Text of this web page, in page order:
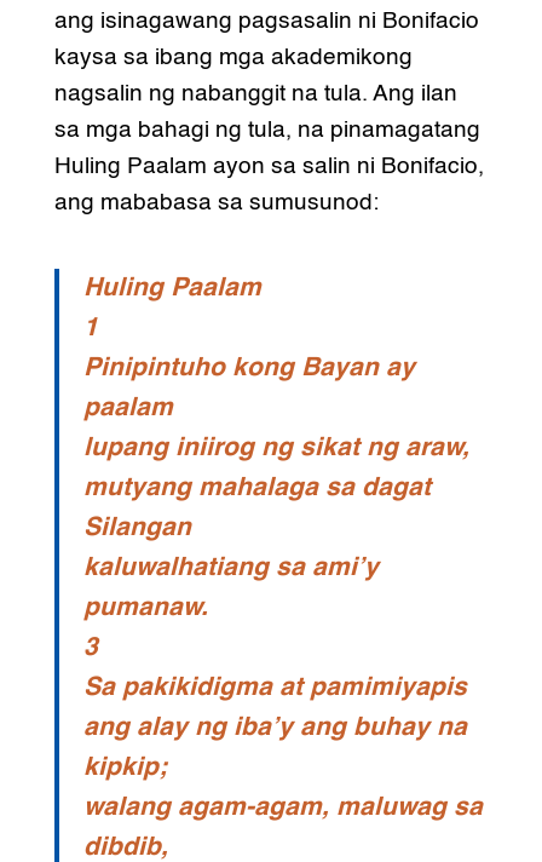
ang isinagawang pagsasalin ni Bonifacio
kaysa sa ibang mga akademikong
nagsalin ng nabanggit na tula. Ang ilan
sa mga bahagi ng tula, na pinamagatang
Huling Paalam ayon sa salin ni Bonifacio,
ang mababasa sa sumusunod:
Huling Paalam
1
Pinipintuho kong Bayan ay
paalam
lupang iniirog ng sikat ng araw,
mutyang mahalaga sa dagat
Silangan
kaluwalhatiang sa ami’y
pumanaw.
3
Sa pakikidigma at pamimiyapis
ang alay ng iba’y ang buhay na
kipkip;
walang agam-agam, maluwag sa
dibdib,